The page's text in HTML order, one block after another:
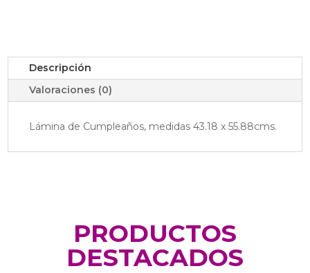
Descripción
Valoraciones (0)
Lámina de Cumpleaños, medidas 43.18 x 55.88cms.
PRODUCTOS
DESTACADOS